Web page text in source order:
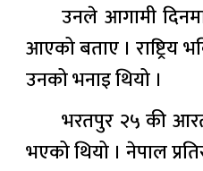
उनले आगामी
आएको बताए ।
उनको भनाइ थियो ।
भरतपुर २५ की
भएको थियो । नेपाल